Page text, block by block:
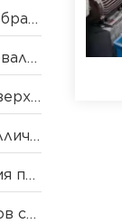
станке.
руководство
YLOZ